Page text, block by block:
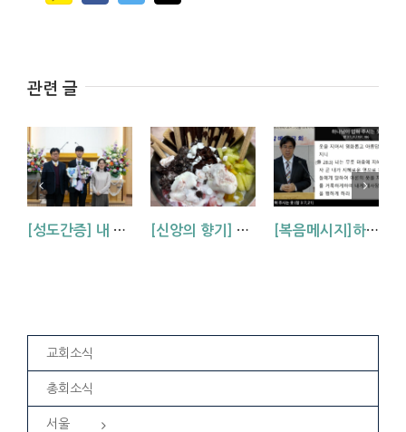
관련 글
[성도간증] 내 삶에 역사하시는 하나님 (김기석 신학생 간증) [신앙의 향기] 아동부 팥빙수 만들기 [복음메시지]하나님이 입혀주시는 옷 (창 3:7,21)
교회소식
총회소식
서울